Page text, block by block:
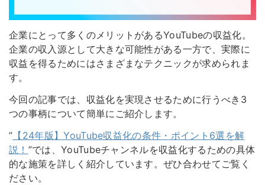
企業にとって多くのメリットがあるYouTubeの収益化。
企業の収入源として大きな可能性がある一方で、実際に
収益を得るためにはさまざまなテクニックが求められま
す。
今回の記事では、収益化を実現させるために行うべき3
つの事柄について簡単にご紹介します。
” 【24年版】YouTube収益化の条件・ポイント6選を解
説！ ”では、YouTubeチャンネルを収益化するための具体
的な施策を詳しく紹介しています。ぜひ合わせてご覧く
ださい。